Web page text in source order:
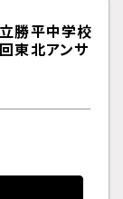
勝平中学校
東北アンサ